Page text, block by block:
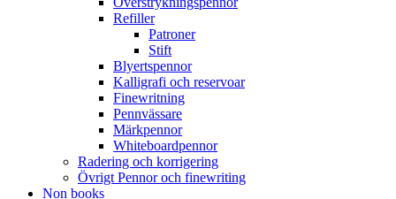
Refiller
Patroner
Stift
Blyertspennor
Kalligrafi och reservoar
Finewritning
Pennvässare
Märkpennor
Whiteboardpennor
Radering och korrigering
Övrigt Pennor och finewriting
Non books